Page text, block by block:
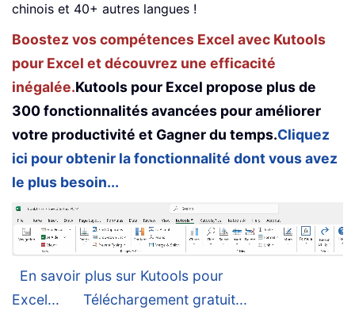
chinois et 40+ autres langues !
Boostez vos compétences Excel avec Kutools
pour Excel et découvrez une efficacité
inégalée.Kutools pour Excel propose plus de
300 fonctionnalités avancées pour améliorer
votre productivité et Gagner du temps.Cliquez
ici pour obtenir la fonctionnalité dont vous avez
le plus besoin...
En savoir plus sur Kutools pour
Excel...
Téléchargement gratuit...